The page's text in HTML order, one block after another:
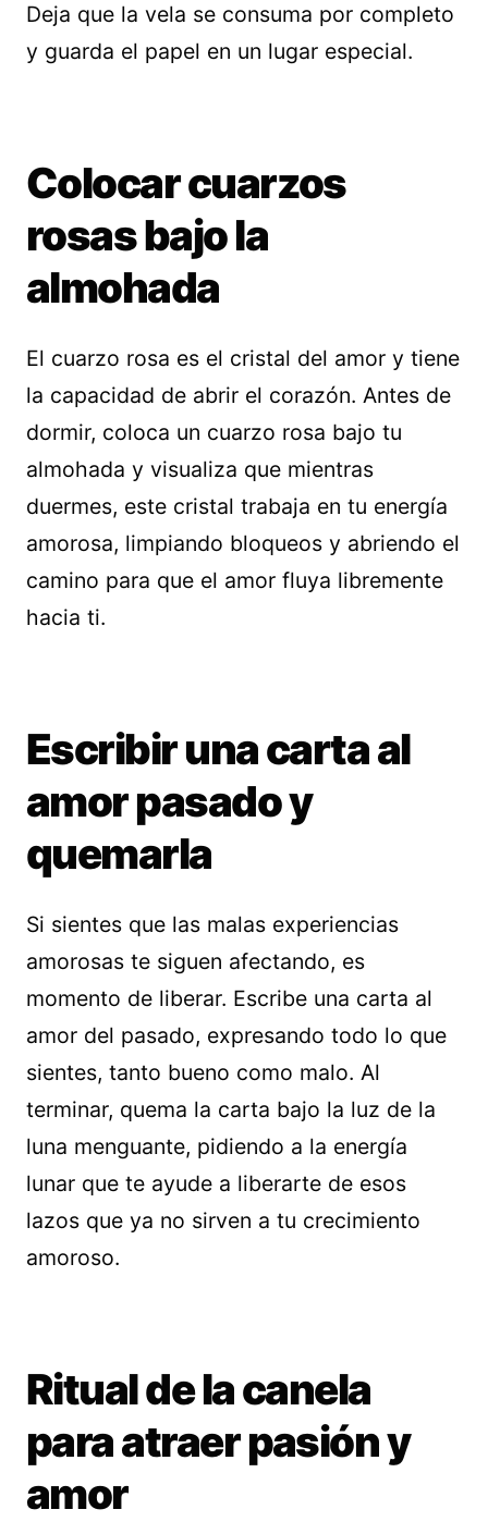
Deja que la vela se consuma por completo
y guarda el papel en un lugar especial.
Colocar cuarzos
rosas bajo la
almohada
El cuarzo rosa es el cristal del amor y tiene
la capacidad de abrir el corazón. Antes de
dormir, coloca un cuarzo rosa bajo tu
almohada y visualiza que mientras
duermes, este cristal trabaja en tu energía
amorosa, limpiando bloqueos y abriendo el
camino para que el amor fluya libremente
hacia ti.
Escribir una carta al
amor pasado y
quemarla
Si sientes que las malas experiencias
amorosas te siguen afectando, es
momento de liberar. Escribe una carta al
amor del pasado, expresando todo lo que
sientes, tanto bueno como malo. Al
terminar, quema la carta bajo la luz de la
luna menguante, pidiendo a la energía
lunar que te ayude a liberarte de esos
lazos que ya no sirven a tu crecimiento
amoroso.
Ritual de la canela
para atraer pasión y
amor